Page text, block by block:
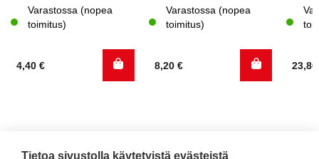
Varastossa (nopea
toimitus)
4,40 €
Varastossa (nopea
toimitus)
8,20 €
Tietoa sivustolla käytetyistä evästeistä